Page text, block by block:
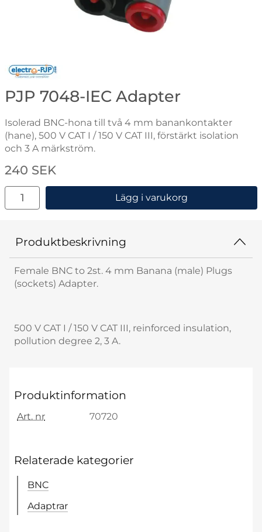
Gå till varumärkessidan för Electro-PJP
PJP 7048-IEC Adapter
Isolerad BNC-hona till två 4 mm banankontakter
(hane), 500 V CAT I / 150 V CAT III, förstärkt isolation
och 3 A märkström.
Handla denna produkt PJP 7048-IEC Adapter
pris
240 SEK
antal
Lägg i varukorg
Produktbeskrivning
Female BNC to 2st. 4 mm Banana (male) Plugs
(sockets) Adapter.
500 V CAT I / 150 V CAT III, reinforced insulation,
pollution degree 2, 3 A.
Produktinformation
Art. nr 70720
Relaterade kategorier
BNC
Adaptrar